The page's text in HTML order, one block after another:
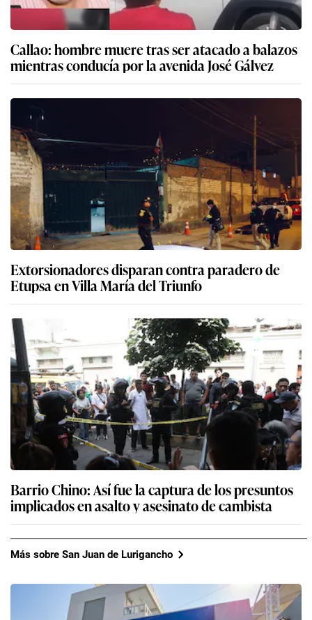
Callao: hombre muere tras ser atacado a balazos
mientras conducía por la avenida José Gálvez
Extorsionadores disparan contra paradero de
Etupsa en Villa María del Triunfo
Barrio Chino: Así fue la captura de los presuntos
implicados en asalto y asesinato de cambista
Más sobre San Juan de Lurigancho